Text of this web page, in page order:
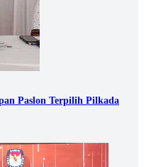
Paslon Terpilih Pilkada